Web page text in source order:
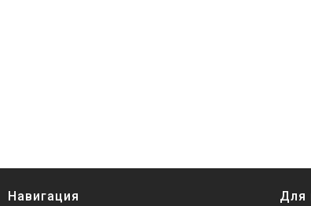
Навигация Для